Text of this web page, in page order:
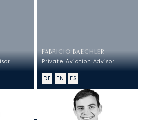
FABRICIO BAECHLER
Private Aviation Advisor
DE EN ES